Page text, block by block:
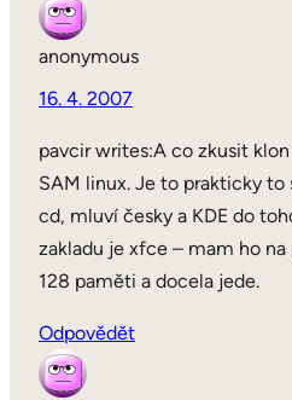
anonymous
16. 4. 2007
pavcir writes:A co zkusit
SAM linux. Je to prakticky
cd, mluví česky a KDE do
zakladu je xfce – mam ho
128 paměti a docela jede.
Odpovědět